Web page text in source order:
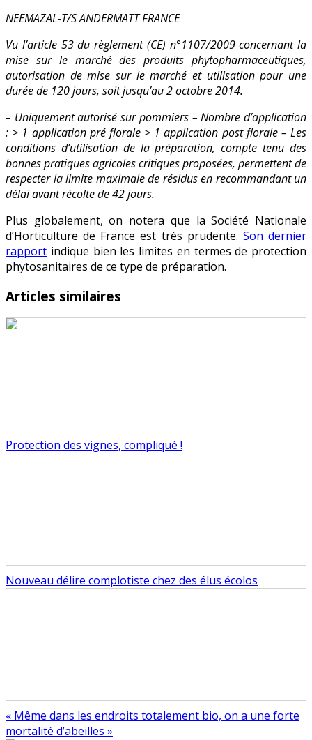
NEEMAZAL-T/S ANDERMATT FRANCE
Vu l’article 53 du règlement (CE) n°1107/2009 concernant la
mise sur le marché des produits phytopharmaceutiques,
autorisation de mise sur le marché et utilisation pour une
durée de 120 jours, soit jusqu’au 2 octobre 2014.
– Uniquement autorisé sur pommiers – Nombre d’application
: > 1 application pré florale > 1 application post florale – Les
conditions d’utilisation de la préparation, compte tenu des
bonnes pratiques agricoles critiques proposées, permettent de
respecter la limite maximale de résidus en recommandant un
délai avant récolte de 42 jours.
Plus globalement, on notera que la Société Nationale
d’Horticulture de France est très prudente. Son dernier
rapport indique bien les limites en termes de protection
phytosanitaires de ce type de préparation.
Articles similaires
Protection des vignes, compliqué !
Nouveau délire complotiste chez des élus écolos
« Même dans les endroits totalement bio, on a une forte
mortalité d’abeilles »